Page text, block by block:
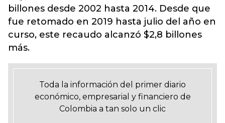
billones desde 2002 hasta 2014. Desde que
fue retomado en 2019 hasta julio del año en
curso, este recaudo alcanzó $2,8 billones
más.
Toda la información del primer diario
económico, empresarial y financiero de
Colombia a tan solo un clic